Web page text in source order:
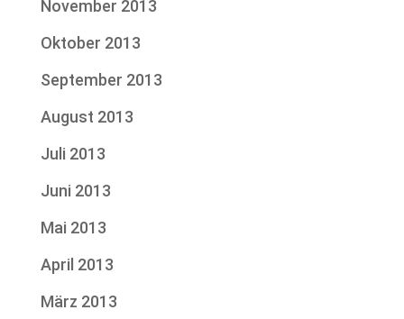
November 2013
Oktober 2013
September 2013
August 2013
Juli 2013
Juni 2013
Mai 2013
April 2013
März 2013